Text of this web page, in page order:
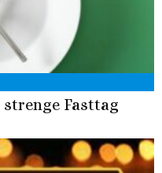
strenge Fasttag